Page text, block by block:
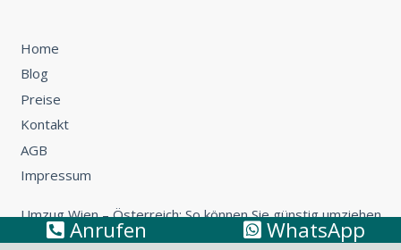
Home
Blog
Preise
Kontakt
AGB
Impressum
Umzug Wien – Österreich: So können Sie günstig umziehen
Küchentransport & Küchenmontage: Umzug mit Küche
Anrufen WhatsApp